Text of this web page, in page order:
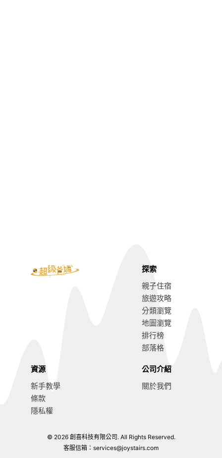
探索
親子住宿
旅遊攻略
分類瀏覽
地圖瀏覽
排行榜
部落格
資源
新手教學
條款
隱私權
公司介紹
關於我們
© 2026 創喜科技有限公司. All Rights Reserved.
客服信箱： services@joystairs.com